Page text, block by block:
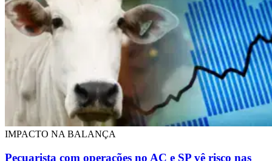
IMPACTO NA BALANÇA
Pecuarista com operações no AC e SP vê risco nas